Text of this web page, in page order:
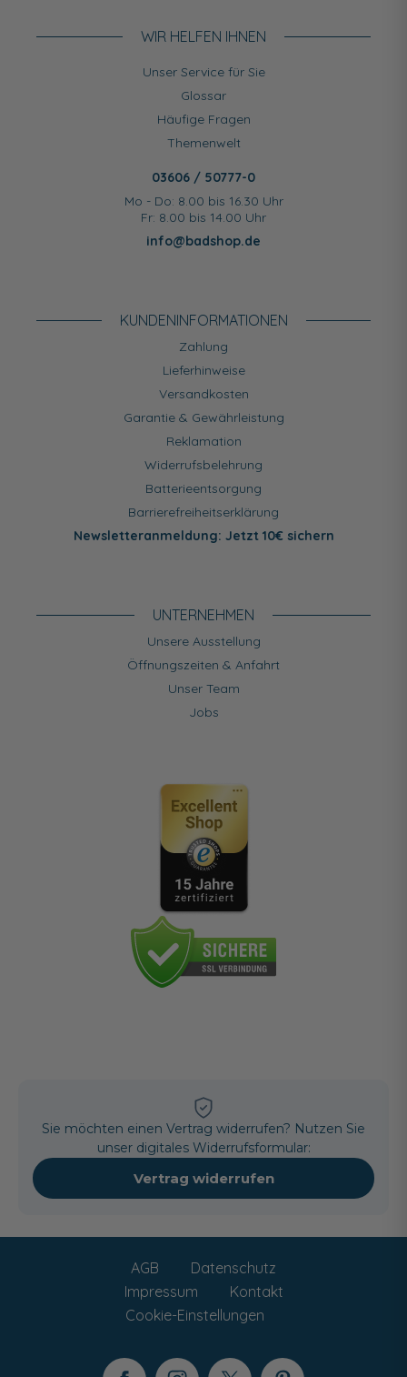
WIR HELFEN IHNEN
Unser Service für Sie
Glossar
Häufige Fragen
Themenwelt
03606 / 50777-0
Mo - Do: 8.00 bis 16.30 Uhr
Fr: 8.00 bis 14.00 Uhr
info@badshop.de
KUNDEN­INFORMATIONEN
Zahlung
Lieferhinweise
Versandkosten
Garantie & Gewährleistung
Reklamation
Widerrufsbelehrung
Batterieentsorgung
Barrierefreiheitserklärung
Newsletteranmeldung: Jetzt 10€ sichern
UNTERNEHMEN
Unsere Ausstellung
Öffnungszeiten & Anfahrt
Unser Team
Jobs
Sie möchten einen Vertrag widerrufen? Nutzen Sie
unser digitales Widerrufsformular:
Vertrag widerrufen
AGB
Datenschutz
Impressum
Kontakt
Cookie-Einstellungen